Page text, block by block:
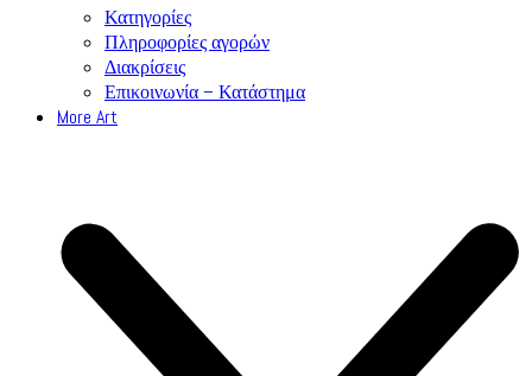
Κατηγορίες
Πληροφορίες αγορών
Διακρίσεις
Επικοινωνία – Κατάστημα
More Art